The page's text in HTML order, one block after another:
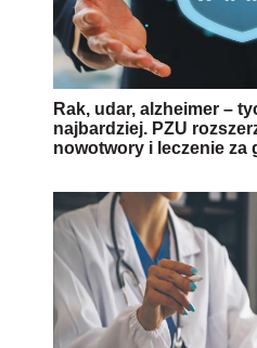
Rak, udar, alzheimer –
najbardziej. PZU
nowotwory i leczenie za